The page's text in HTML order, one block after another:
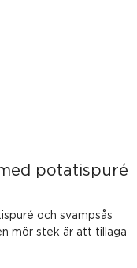
potatispuré
och svampsås
mör stek är att tillaga